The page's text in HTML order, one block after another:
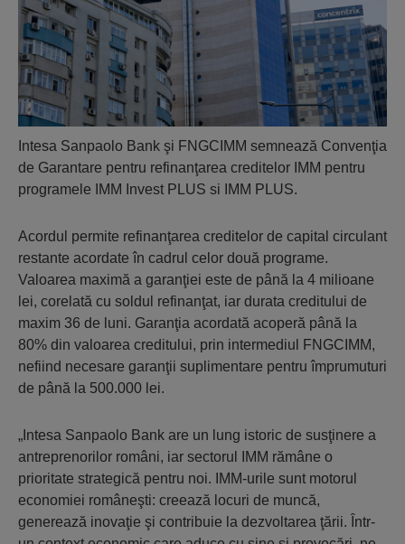
Intesa Sanpaolo Bank şi FNGCIMM semnează Convenţia
de Garantare pentru refinanţarea creditelor IMM pentru
programele IMM Invest PLUS si IMM PLUS.
Acordul permite refinanţarea creditelor de capital circulant
restante acordate în cadrul celor două programe.
Valoarea maximă a garanţiei este de până la 4 milioane
lei, corelată cu soldul refinanţat, iar durata creditului de
maxim 36 de luni. Garanţia acordată acoperă până la
80% din valoarea creditului, prin intermediul FNGCIMM,
nefiind necesare garanţii suplimentare pentru împrumuturi
de până la 500.000 lei.
„Intesa Sanpaolo Bank are un lung istoric de susţinere a
antreprenorilor români, iar sectorul IMM rămâne o
prioritate strategică pentru noi. IMM-urile sunt motorul
economiei româneşti: creează locuri de muncă,
generează inovaţie şi contribuie la dezvoltarea ţării. Într-